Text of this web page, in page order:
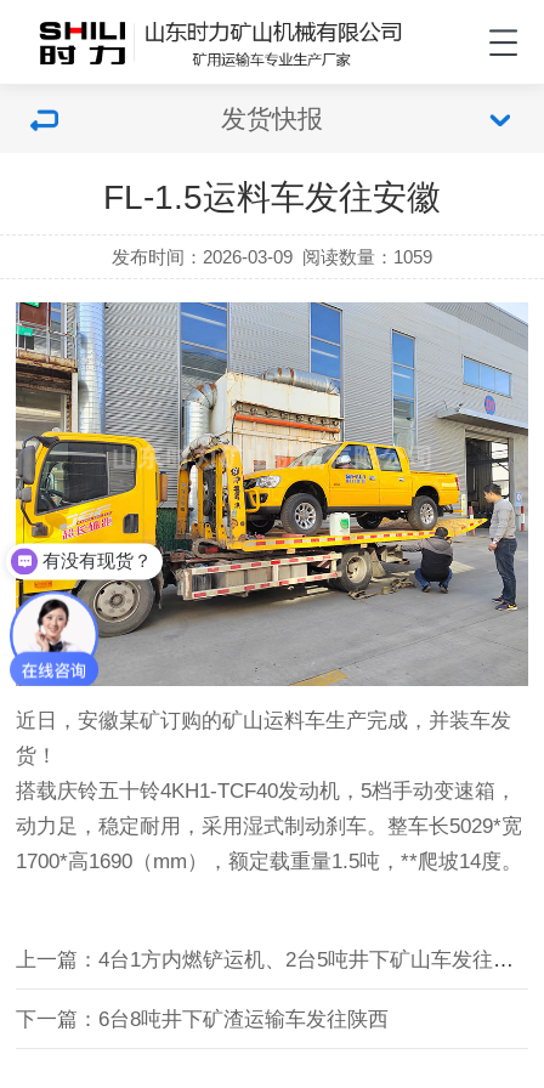
发货快报
FL-1.5运料车发往安徽
发布时间：2026-03-09 阅读数量： 1059
近日，安徽某矿订购的矿山运料车生产完成，并装车发
货！
搭载庆铃五十铃4KH1-TCF40发动机，5档手动变速箱，
动力足，稳定耐用，采用湿式制动刹车。整车长5029*宽
1700*高1690（mm），额定载重量1.5吨，**爬坡14度。
上一篇：4台1方内燃铲运机、2台5吨井下矿山车发往四川
下一篇：6台8吨井下矿渣运输车发往陕西
有没有现货？